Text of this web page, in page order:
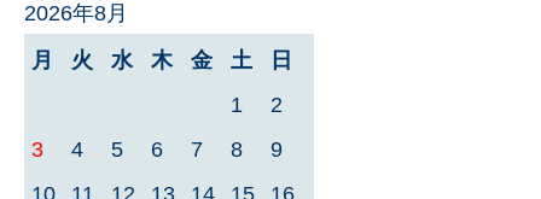
2026年8月
月
火 水 木 金 土 日
1
2
3
4 5 6 7 8
9
10
11 12 13 14 15
16